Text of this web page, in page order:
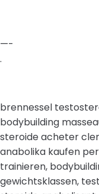
—-
.
brennessel
bodybuilding
steroide acheter
anabolika kaufen
trainieren,
gewichtsklassen,